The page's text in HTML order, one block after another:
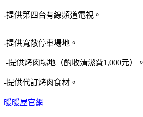
-提供第四台有線頻道電視。
-提供寬敞停車場地。
-提供烤肉場地（酌收清潔費1,000元）。
-提供代訂烤肉食材。
暖暖屋官網